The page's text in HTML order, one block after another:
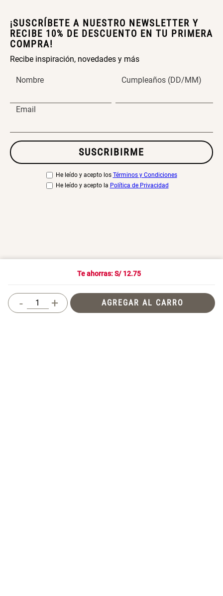
Te ahorras: S/ 12.75
+
- AGREGAR AL CARRO
¡SUSCRÍBETE A NUESTRO NEWSLETTER Y
RECIBE 10% DE DESCUENTO EN TU PRIMERA
COMPRA!
Recibe inspiración, novedades y más
Nombre Cumpleaños (DD/MM)
Email
SUSCRIBIRME
He leído y acepto los Términos y Condiciones
He leído y acepto la Política de Privacidad
NOSOTROS+